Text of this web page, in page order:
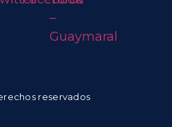
reservados